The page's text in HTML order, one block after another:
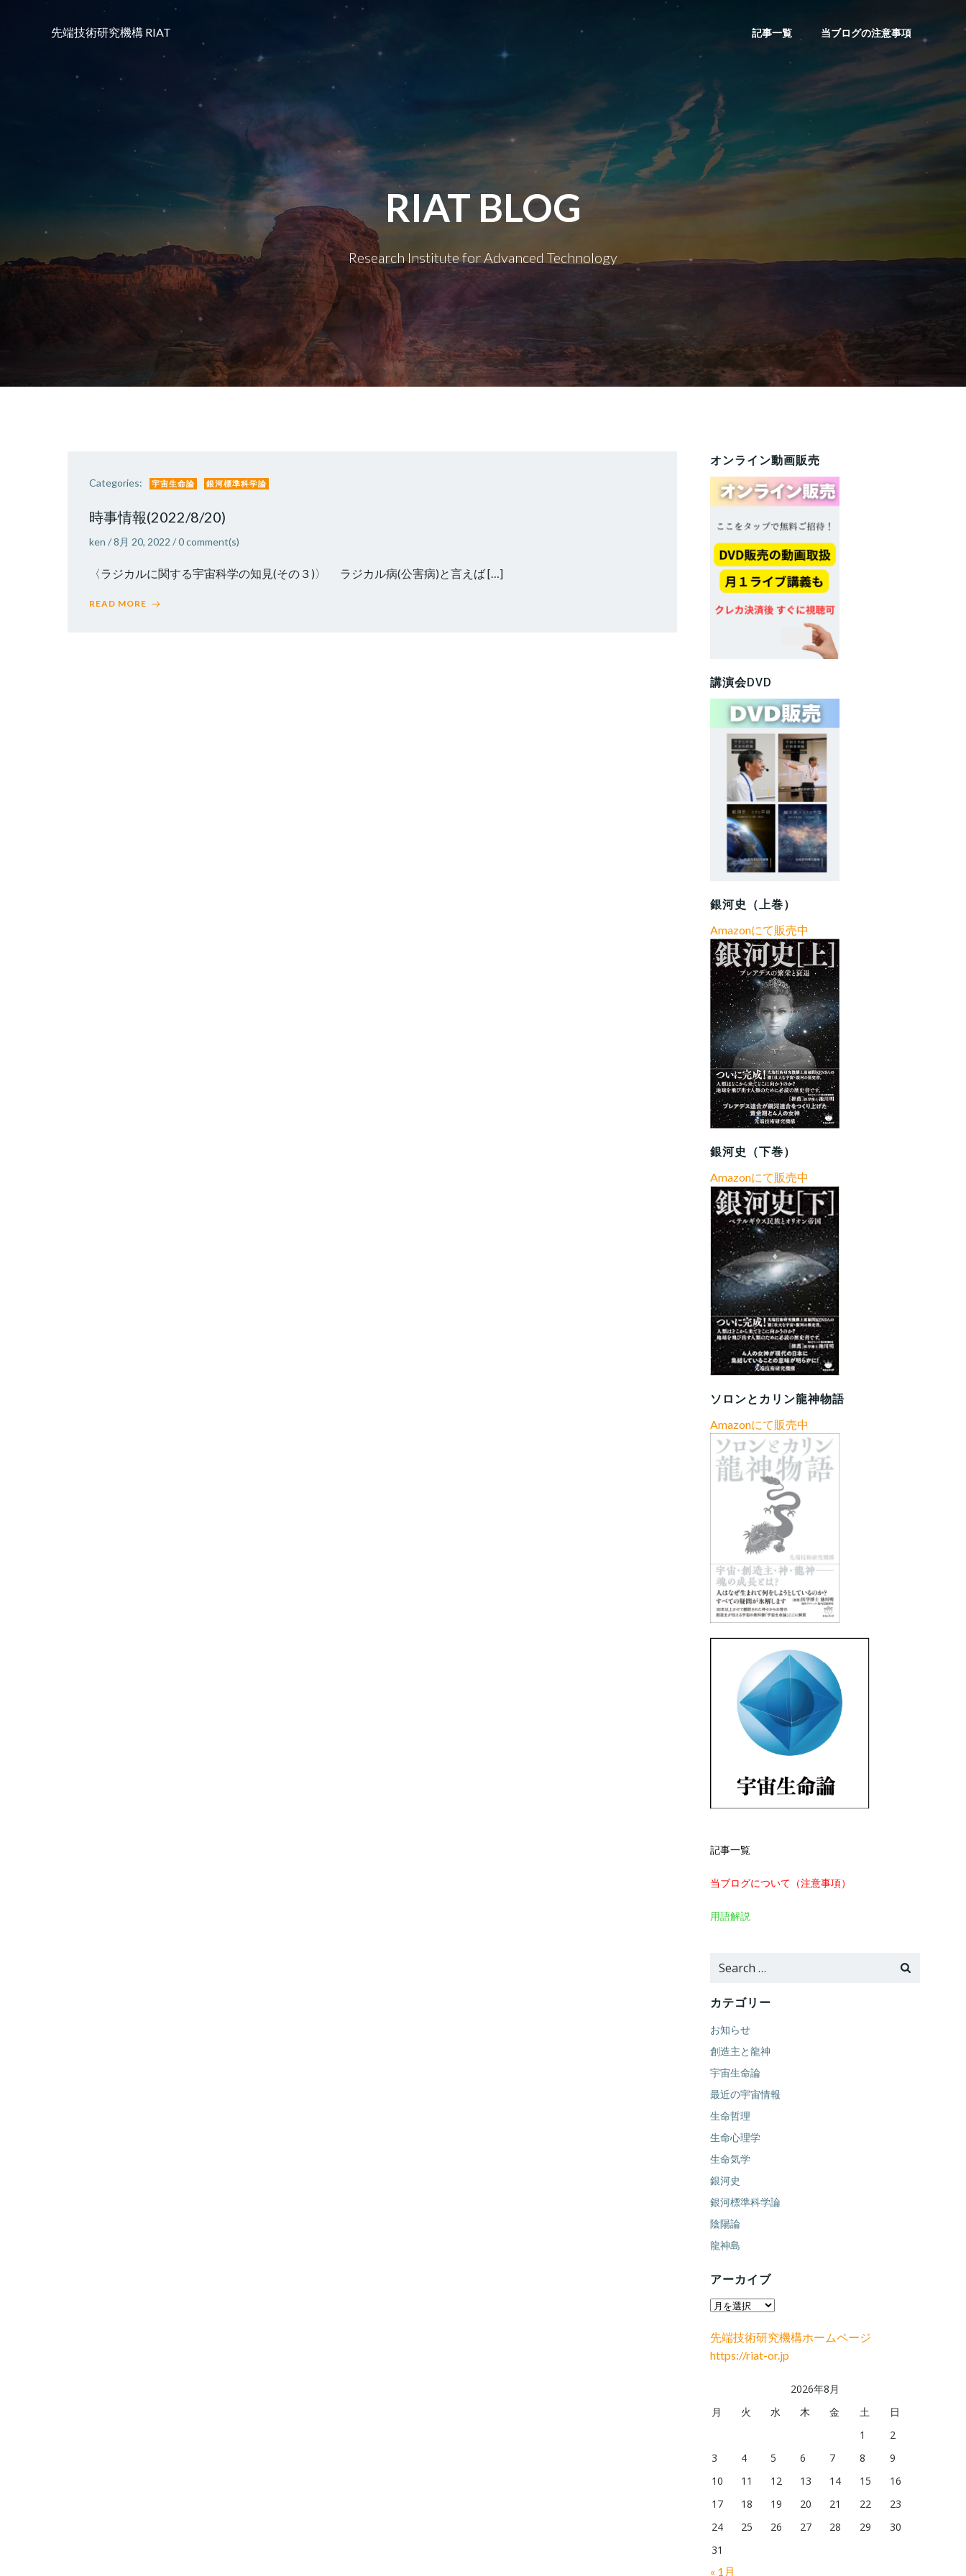
先端技術研究機構 RIAT 記事一覧 当ブログの注意事項
RIAT BLOG
Research Institute for Advanced Technology
Categories: 宇宙生命論 銀河標準科学論
時事情報(2022/8/20)
ken /8月 20, 2022 /0comment(s)
〈ラジカルに関する宇宙科学の知見(その３)〉 ラジカル病(公害病)と言えば […]
READ MORE
オンライン動画販売
講演会DVD
銀河史（上巻）
Amazonにて販売中
銀河史（下巻）
Amazonにて販売中
ソロンとカリン龍神物語
Amazonにて販売中
記事一覧
当ブログについて（注意事項）
用語解説
Search
カテゴリー
お知らせ
創造主と龍神
宇宙生命論
最近の宇宙情報
生命哲理
生命心理学
生命気学
銀河史
銀河標準科学論
陰陽論
龍神島
アーカイブ
ア
カ
イ
先端技術研究機構ホームページ
https://riat-or.jp
2026年8月
月
火 水 木 金 土
日
1
2
3
4 5 6 7 8
9
10
11 12 13 14 15
16
17
18 19 20 21 22
23
24
25 26 27 28 29
30
31
« 1月